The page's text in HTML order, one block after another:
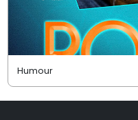
Humour